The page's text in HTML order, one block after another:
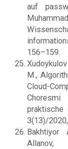
auf
156–159.
M.,
Cloud-
praktische
3(13)/
Bakhtiyor
Allanov,